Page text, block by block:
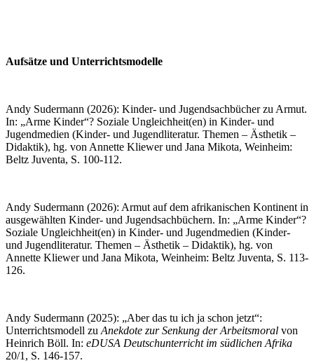
Aufsätze und Unterrichtsmodelle
Andy Sudermann (2026): Kinder- und Jugendsachbücher zu Armut.
In: „Arme Kinder“? Soziale Ungleichheit(en) in Kinder- und
Jugendmedien (Kinder- und Jugendliteratur. Themen – Ästhetik –
Didaktik), hg. von Annette Kliewer und Jana Mikota, Weinheim:
Beltz Juventa, S. 100-112.
Andy Sudermann (2026): Armut auf dem afrikanischen Kontinent in
ausgewählten Kinder- und Jugendsachbüchern. In: „Arme Kinder“?
Soziale Ungleichheit(en) in Kinder- und Jugendmedien (Kinder-
und Jugendliteratur. Themen – Ästhetik – Didaktik), hg. von
Annette Kliewer und Jana Mikota, Weinheim: Beltz Juventa, S. 113-
126.
Andy Sudermann (2025): „Aber das tu ich ja schon jetzt“:
Unterrichtsmodell zu Anekdote zur Senkung der Arbeitsmoral von
Heinrich Böll. In: eDUSA Deutschunterricht im südlichen Afrika
20/1, S. 146-157.